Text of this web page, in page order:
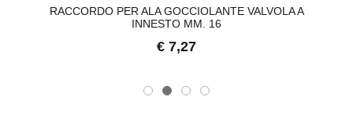
RACCORDO PER ALA GOCCIOLANTE VALVOLA A
INNESTO MM. 16
€ 7,27